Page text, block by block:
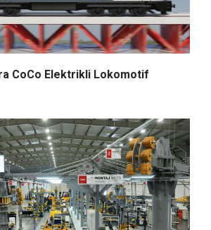
CoCo Elektrikli Lokomotif